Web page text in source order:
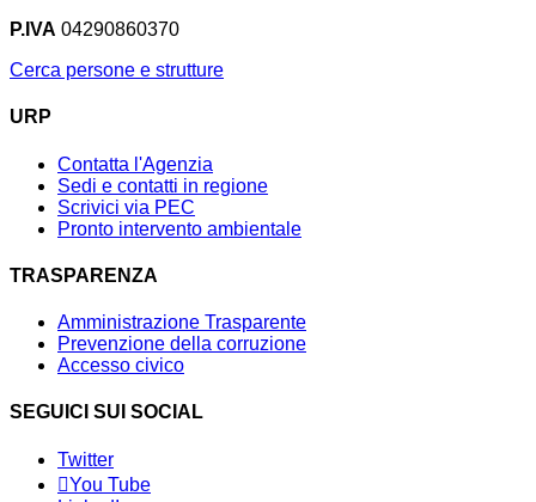
P.IVA 04290860370
Cerca persone e strutture
URP
Contatta l'Agenzia
Sedi e contatti in regione
Scrivici via PEC
Pronto intervento ambientale
TRASPARENZA
Amministrazione Trasparente
Prevenzione della corruzione
Accesso civico
SEGUICI SUI SOCIAL
Twitter
You Tube